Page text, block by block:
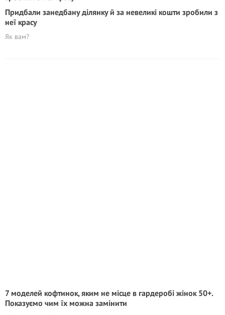
Придбали занедбану ділянку й за невеликі кошти зробили з
неї красу
Як вам?
7 моделей кофтинок, яким не місце в гардеробі жінок 50+.
Показуємо чим їх можна замінити